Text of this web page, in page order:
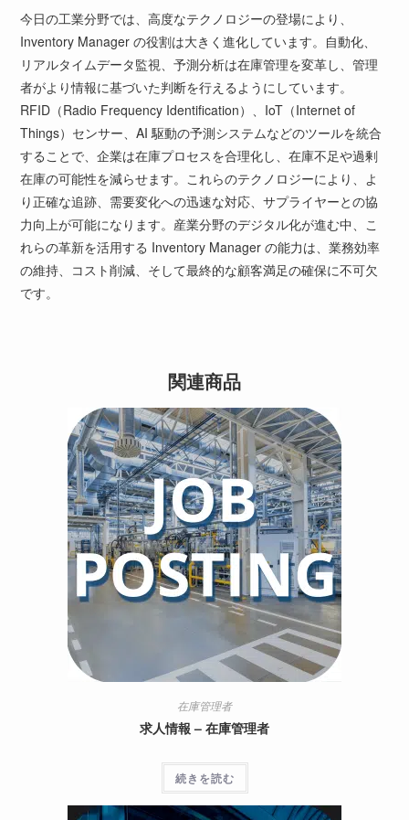
今日の工業分野では、高度なテクノロジーの登場により、
Inventory Manager の役割は大きく進化しています。自動化、
リアルタイムデータ監視、予測分析は在庫管理を変革し、管理
者がより情報に基づいた判断を行えるようにしています。
RFID（Radio Frequency Identification）、IoT（Internet of
Things）センサー、AI 駆動の予測システムなどのツールを統合
することで、企業は在庫プロセスを合理化し、在庫不足や過剰
在庫の可能性を減らせます。これらのテクノロジーにより、よ
り正確な追跡、需要変化への迅速な対応、サプライヤーとの協
力向上が可能になります。産業分野のデジタル化が進む中、こ
れらの革新を活用する Inventory Manager の能力は、業務効率
の維持、コスト削減、そして最終的な顧客満足の確保に不可欠
です。
関連商品
在庫管理者
求人情報 – 在庫管理者
続きを読む